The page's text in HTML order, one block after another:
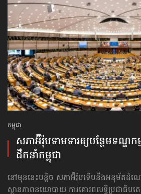
កម្ពុជា
សភាអ៊ឺរ៉ុបទាមទារ​ឲ្យបន្ថែម​ទណ្ឌក
ដឹកនាំកម្ពុជា
នៅមុននេះបន្តិច សភាអ៊ឺរ៉ុបទើបនឹងអនុម័តដំ
ស្ថានភាពនយោបាយ ការគោរព​លទ្ធិ​ប្រជាធិប